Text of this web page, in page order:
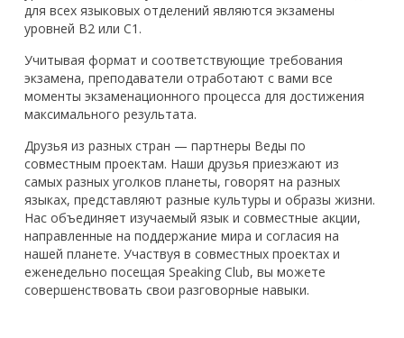
для всех языковых отделений являются экзамены
уровней В2 или С1.
Учитывая формат и соответствующие требования
экзамена, преподаватели отработают с вами все
моменты экзаменационного процесса для достижения
максимального результата.
Друзья из разных стран — партнеры Веды по
совместным проектам. Наши друзья приезжают из
самых разных уголков планеты, говорят на разных
языках, представляют разные культуры и образы жизни.
Нас объединяет изучаемый язык и совместные акции,
направленные на поддержание мира и согласия на
нашей планете. Участвуя в совместных проектах и
еженедельно посещая Speaking Club, вы можете
совершенствовать свои разговорные навыки.